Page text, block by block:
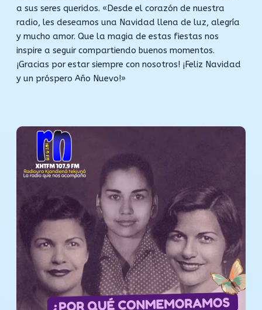
a sus seres queridos. «Desde el corazón de nuestra
radio, les deseamos una Navidad llena de luz, alegría
y mucho amor. Que la magia de estas fiestas nos
inspire a seguir compartiendo buenos momentos.
¡Gracias por estar siempre con nosotros! ¡Feliz Navidad
y un próspero Año Nuevo!»